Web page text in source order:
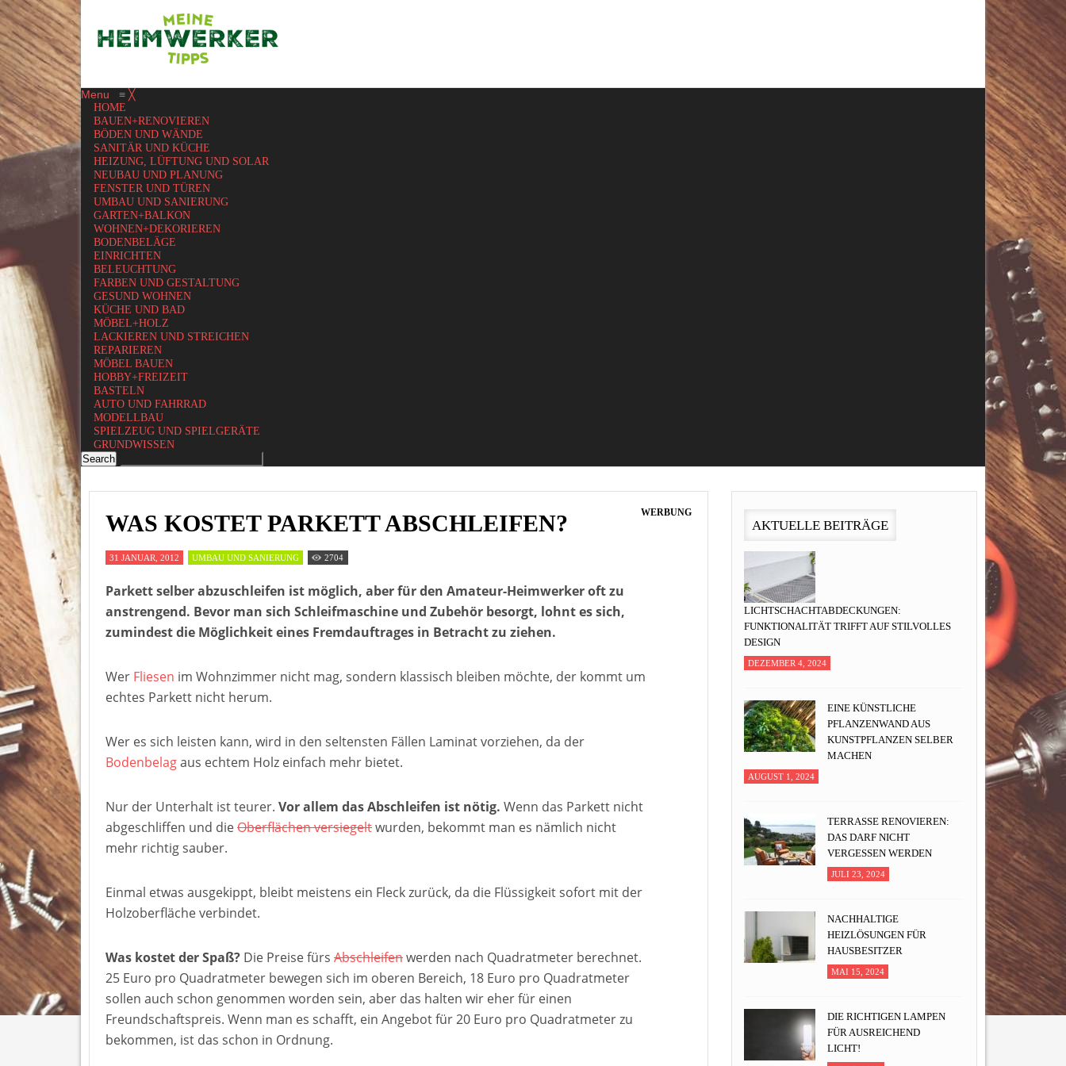
Menu ≡ ╳
HOME
BAUEN+RENOVIEREN
BÖDEN UND WÄNDE
SANITÄR UND KÜCHE
HEIZUNG, LÜFTUNG UND SOLAR
NEUBAU UND PLANUNG
FENSTER UND TÜREN
UMBAU UND SANIERUNG
GARTEN+BALKON
WOHNEN+DEKORIEREN
BODENBELÄGE
EINRICHTEN
BELEUCHTUNG
FARBEN UND GESTALTUNG
GESUND WOHNEN
KÜCHE UND BAD
MÖBEL+HOLZ
LACKIEREN UND STREICHEN
REPARIEREN
MÖBEL BAUEN
HOBBY+FREIZEIT
BASTELN
AUTO UND FAHRRAD
MODELLBAU
SPIELZEUG UND SPIELGERÄTE
GRUNDWISSEN
WAS KOSTET PARKETT ABSCHLEIFEN? WERBUNG
31 JANUAR, 2012 UMBAU UND SANIERUNG 2704
Parkett selber abzuschleifen ist möglich, aber für den Amateur-Heimwerker oft zu
anstrengend. Bevor man sich Schleifmaschine und Zubehör besorgt, lohnt es sich,
zumindest die Möglichkeit eines Fremdauftrages in Betracht zu ziehen.
Wer Fliesen im Wohnzimmer nicht mag, sondern klassisch bleiben möchte, der kommt um
echtes Parkett nicht herum.
Wer es sich leisten kann, wird in den seltensten Fällen Laminat vorziehen, da der
Bodenbelagaus echtem Holz einfach mehr bietet.
Nur der Unterhalt ist teurer. Vor allem das Abschleifen ist nötig. Wenn das Parkett nicht
abgeschliffen und dieOberflächen versiegeltwurden, bekommt man es nämlich nicht
mehr richtig sauber.
Einmal etwas ausgekippt, bleibt meistens ein Fleck zurück, da die Flüssigkeit sofort mit der
Holzoberfläche verbindet.
Was kostet der Spaß? Die Preise fürs Abschleifenwerden nach Quadratmeter berechnet.
25 Euro pro Quadratmeter bewegen sich im oberen Bereich, 18 Euro pro Quadratmeter
sollen auch schon genommen worden sein, aber das halten wir eher für einen
Freundschaftspreis. Wenn man es schafft, ein Angebot für 20 Euro pro Quadratmeter zu
bekommen, ist das schon in Ordnung.
AKTUELLE BEITRÄGE
LICHTSCHACHTABDECKUNGEN:
FUNKTIONALITÄT TRIFFT AUF STILVOLLES
DESIGN
DEZEMBER 4, 2024
EINE KÜNSTLICHE
PFLANZENWAND AUS
KUNSTPFLANZEN SELBER
MACHEN
AUGUST 1, 2024
TERRASSE RENOVIEREN:
DAS DARF NICHT
VERGESSEN WERDEN
JULI 23, 2024
NACHHALTIGE
HEIZLÖSUNGEN FÜR
HAUSBESITZER
MAI 15, 2024
DIE RICHTIGEN LAMPEN
FÜR AUSREICHEND
LICHT!